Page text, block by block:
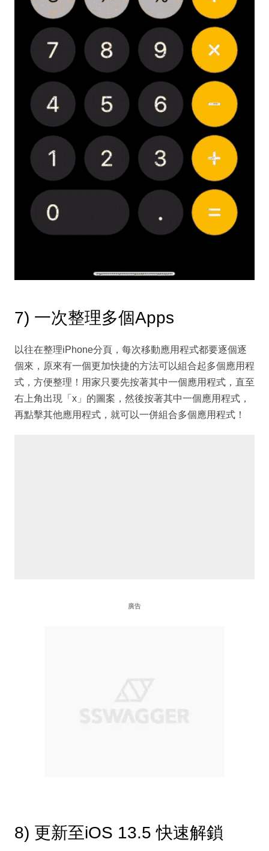
7) 一次整理多個Apps
以往在整理iPhone分頁，每次移動應用程式都要逐個逐
個來，原來有一個更加快捷的方法可以組合起多個應用程
式，方便整理！用家只要先按著其中一個應用程式，直至
右上角出現「x」的圖案，然後按著其中一個應用程式，
再點擊其他應用程式，就可以一併組合多個應用程式！
廣告
8) 更新至iOS 13.5 快速解鎖